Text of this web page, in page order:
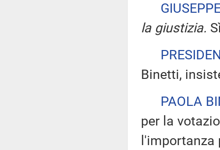
la giustizia.
Binetti,
PAOLA
per la